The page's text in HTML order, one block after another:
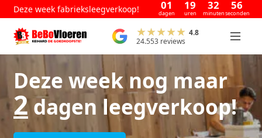
Deze week fabrieksleegverkoop! 01
dagen
19
uren
32
minuten
56
seconden
4.8
24.553 reviews
Deze week nog maar
2dagen leegverkoop!